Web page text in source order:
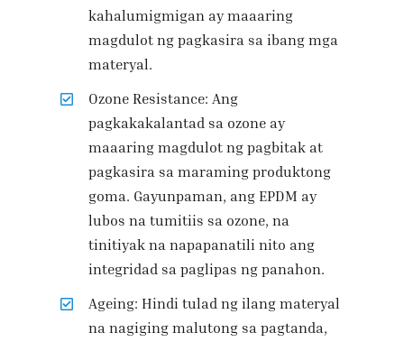
kahalumigmigan ay maaaring
magdulot ng pagkasira sa ibang mga
materyal.
Ozone Resistance: Ang
pagkakakalantad sa ozone ay
maaaring magdulot ng pagbitak at
pagkasira sa maraming produktong
goma. Gayunpaman, ang EPDM ay
lubos na tumitiis sa ozone, na
tinitiyak na napapanatili nito ang
integridad sa paglipas ng panahon.
Ageing: Hindi tulad ng ilang materyal
na nagiging malutong sa pagtanda,